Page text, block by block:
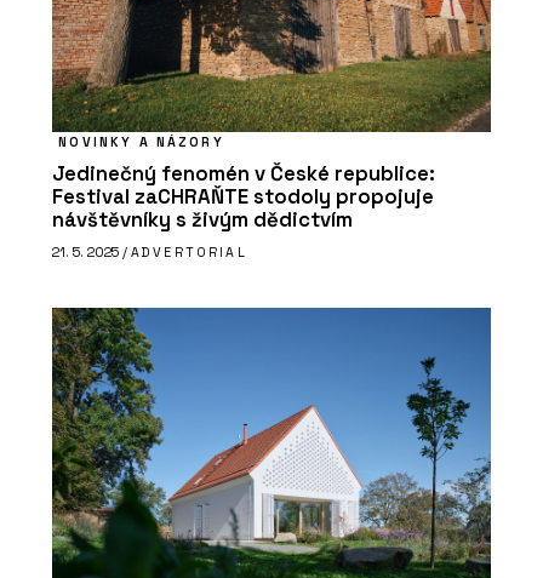
NOVINKY A NÁZORY
Jedinečný fenomén v České republice:
Festival zaCHRAŇTE stodoly propojuje
návštěvníky s živým dědictvím
21. 5. 2025 / ADVERTORIAL